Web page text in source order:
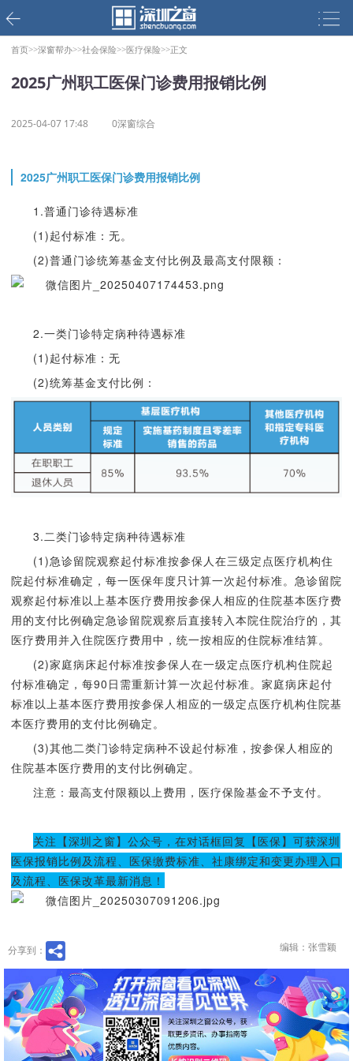
首页>>深窗帮办>>社会保险>>医疗保险>>正文
2025广州职工医保门诊费用报销比例
2025-04-07 17:48 0深窗综合
2025广州职工医保门诊费用报销比例
1.普通门诊待遇标准
(1)起付标准：无。
(2)普通门诊统筹基金支付比例及最高支付限额：
2.一类门诊特定病种待遇标准
(1)起付标准：无
(2)统筹基金支付比例：
3.二类门诊特定病种待遇标准
(1)急诊留院观察起付标准按参保人在三级定点医疗机构住
院起付标准确定，每一医保年度只计算一次起付标准。急诊留院
观察起付标准以上基本医疗费用按参保人相应的住院基本医疗费
用的支付比例确定急诊留院观察后直接转入本院住院治疗的，其
医疗费用并入住院医疗费用中，统一按相应的住院标准结算。
(2)家庭病床起付标准按参保人在一级定点医疗机构住院起
付标准确定，每90日需重新计算一次起付标准。家庭病床起付
标准以上基本医疗费用按参保人相应的一级定点医疗机构住院基
本医疗费用的支付比例确定。
(3)其他二类门诊特定病种不设起付标准，按参保人相应的
住院基本医疗费用的支付比例确定。
注意：最高支付限额以上费用，医疗保险基金不予支付。
关注【深圳之窗】公众号，在对话框回复【医保】可获深圳
医保报销比例及流程、医保缴费标准、社康绑定和变更办理入口
及流程、医保改革最新消息！
分享到： 编辑：张雪颖